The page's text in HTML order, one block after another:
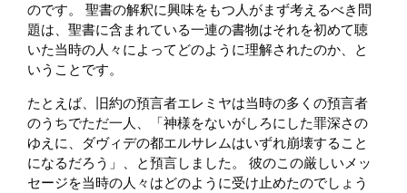
のです。 聖書の解釈に興味をもつ人がまず考えるべき問
題は、聖書に含まれている一連の書物はそれを初めて聴
いた当時の人々によってどのように理解されたのか、と
いうことです。
たとえば、旧約の預言者エレミヤは当時の多くの預言者
のうちでただ一人、「神様をないがしろにした罪深さの
ゆえに、ダヴィデの都エルサレムはいずれ崩壊すること
になるだろう」、と預言しました。 彼のこの厳しいメッ
セージを当時の人々はどのように受け止めたのでしょう